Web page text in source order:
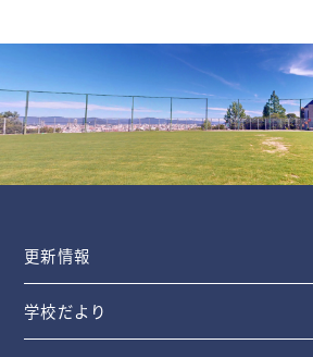
更新情報
学校だより